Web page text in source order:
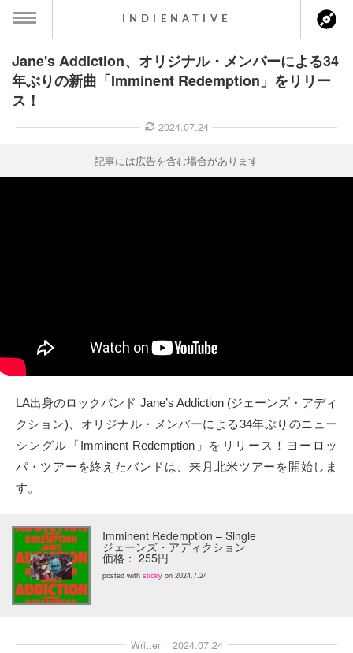
MENU
ス一覧
ト情報
クト
Twitter
Facebook
instagram
Tumblr
INDIENATIVE
Jane's Addiction、オリジナル・メンバーによる34
年ぶりの新曲「Imminent Redemption」をリリー
ス！
2024.07.24
記事には広告を含む場合があります
LA出身のロックバンド Jane’s Addiction (ジェーンズ・アディ
クション)、オリジナル・メンバーによる34年ぶりのニュー
シングル「Imminent Redemption」をリリース！ヨーロッ
パ・ツアーを終えたバンドは、来月北米ツアーを開始しま
す。
Imminent Redemption – Single
ジェーンズ・アディクション
価格： 255円
posted with sticky on 2024.7.24
Written 2024.07.24